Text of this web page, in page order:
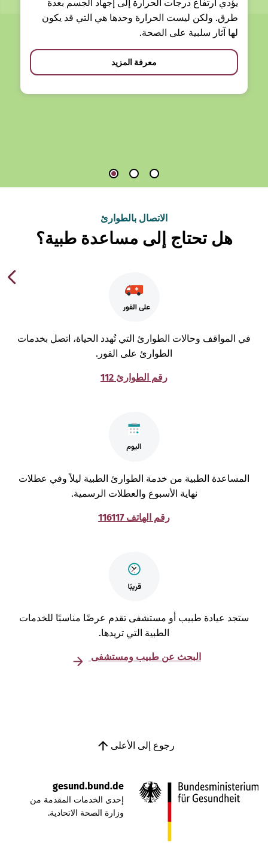
يؤدي ارتفاع درجات الحرارة إلى إجهاد الجسم بعدة
طرق. ولكن ليست الحرارة وحدها هي التي قد يكون
لها آثار سلبية على الصحة.
معرفة المزيد
الاتصال بالطوارئ
هل تحتاج إلى مساعدة طبية؟
المواقف وحالات الطوارئ التي تُهدد الحياة، اتصل بخدمات
الطوارئ على الفور.
رقم الطوارئ 112
الطبية من خدمة الطوارئ الطبية ليلاً وفي عطلات
نهاية الأسبوع والعطلات الرسمية.
رقم الهاتف 116117
عيادة طبيب أو مستشفى تقدم عرضًا مناسبًا للخدمات
الطبية التي تريدها.
البحث عن طبيب ومستشفى
رجوع إلى الأعلى
gesund.bund.de
إحدى الخدمات المقدمة من
وزارة الصحة الاتحادية.